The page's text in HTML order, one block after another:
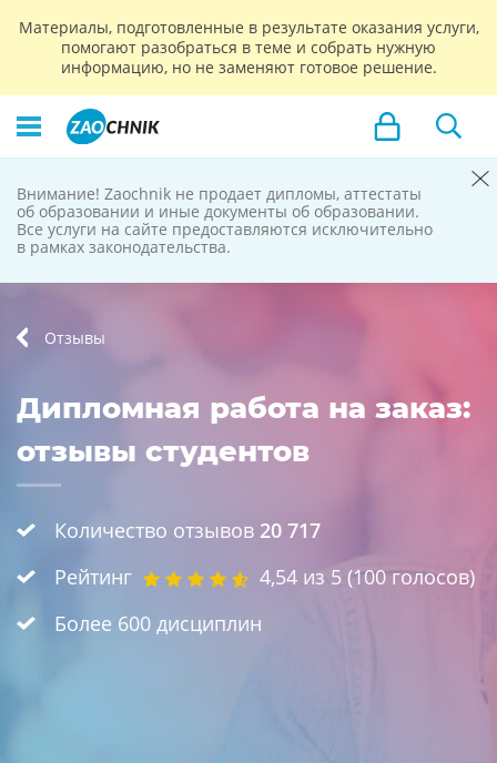
Материалы, подготовленные в результате оказания услуги,
помогают разобраться в теме и собрать нужную
информацию, но не заменяют готовое решение.
Zaochnik
не продает
дипломы
Внимание! Zaochnik не продает дипломы, аттестаты
об образовании и иные документы об образовании.
Все услуги на сайте предоставляются исключительно
в рамках законодательства.
Отзывы
Дипломная работа на заказ:
отзывы студентов
Количество отзывов 20 717
Рейтинг
4,54 из 5 (100голосов)
Более 600 дисциплин